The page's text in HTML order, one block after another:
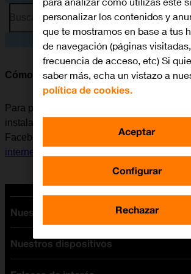
Busca por problema o tema
Cómo instalar Facebook Messenger
Para poder utilizar Facebook Messenger,
instalar esta aplicación en el móvil. Antes
Facebook Messenger, es necesario
internet
Nuestras tarifas
Tarifas Orange
Tarifas fibra y móvil
Nuestros dispositivos
personalizar los contenidos y
que te mostramos en base a tus
de navegación (páginas visitadas,
frecuencia de acceso, etc) Si
saber más, echa un vistazo a
política de cookies.
Configurar
Rechazar
Aceptar